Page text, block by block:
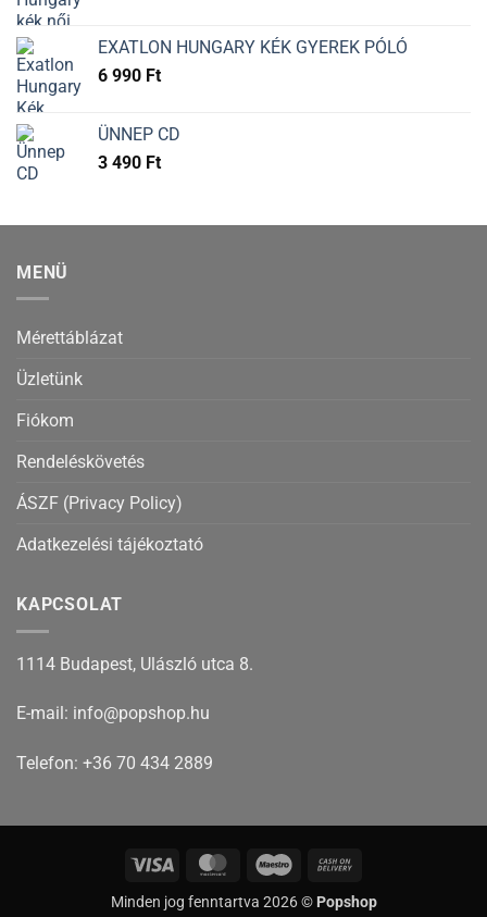
EXATLON HUNGARY KÉK GYEREK PÓLÓ
6 990 Ft
ÜNNEP CD
3 490 Ft
MENÜ
Mérettáblázat
Üzletünk
Fiókom
Rendeléskövetés
ÁSZF (Privacy Policy)
Adatkezelési tájékoztató
KAPCSOLAT
1114 Budapest, Ulászló utca 8.
E-mail: info@popshop.hu
Telefon: +36 70 434 2889
Visa MasterCardMaestro
Delivery
Minden jog fenntartva 2026 © Popshop